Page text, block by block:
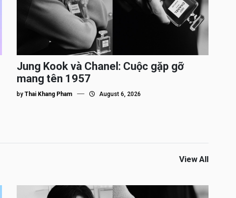
Jung Kook và Chanel: Cuộc gặp gỡ
mang tên 1957
byThai Khang Pham August 6, 2026
View All